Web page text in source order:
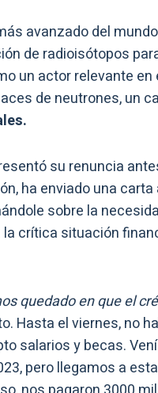
avanzado del
de radioisótopos
un actor relevante en
de neutrones, un
su renuncia
ha enviado una carta
sobre la
la crítica situación
quedado en que el
Hasta el viernes, no
salarios y becas.
pero llegamos a